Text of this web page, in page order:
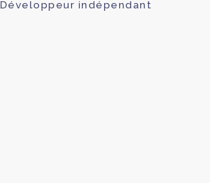
Développeur indépendant